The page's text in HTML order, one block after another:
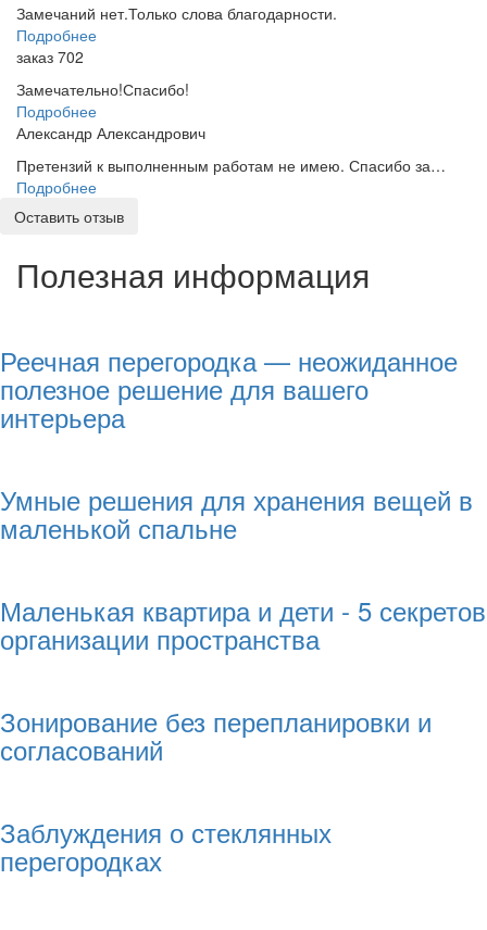
Замечаний нет.Только слова благодарности.
Подробнее
заказ 702
Замечательно!Спасибо!
Подробнее
Александр Александрович
Претензий к выполненным работам не имею. Спасибо за…
Подробнее
Оставить отзыв
Полезная информация
Реечная перегородка — неожиданное
полезное решение для вашего
интерьера
Умные решения для хранения вещей в
маленькой спальне
Маленькая квартира и дети - 5 секретов
организации пространства
Зонирование без перепланировки и
согласований
Заблуждения о стеклянных
перегородках